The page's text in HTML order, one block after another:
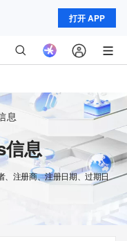
打开 APP
息
息
、注册商、注册日期、过期日